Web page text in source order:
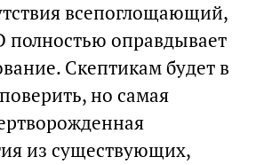
всепоглощающий,
полностью оправдывает
Скептикам будет в
но самая
из существующих,